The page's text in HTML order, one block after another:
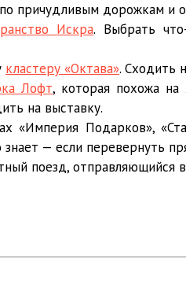
причудливым дорожкам и
Искра. Выбрать
кластеру «Октава». Сходить
Лофт, которая похожа на
на выставку.
«Империя Подарков»,
— если перевернуть
поезд, отправляющийся